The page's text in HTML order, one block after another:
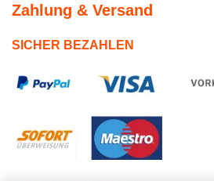
Zahlung & Versand
SICHER BEZAHLEN